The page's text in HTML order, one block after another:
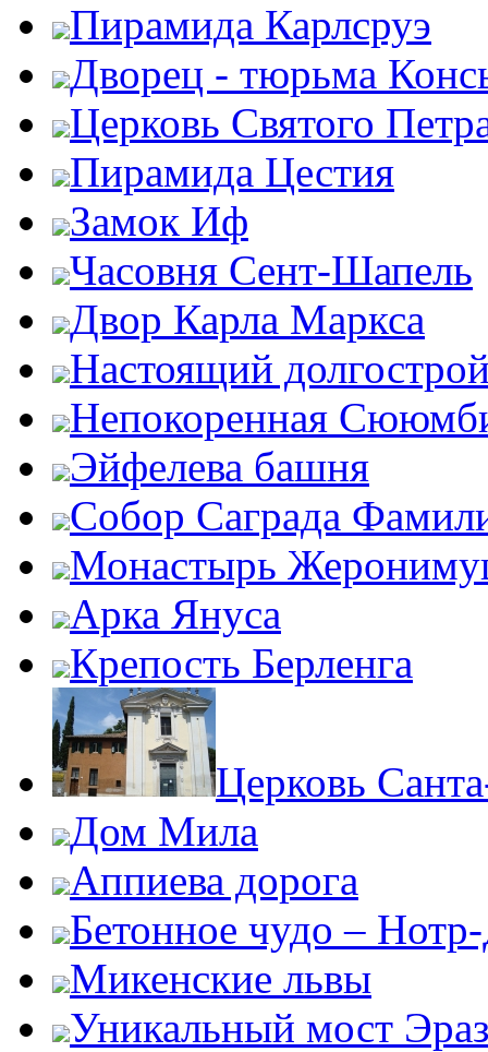
Пирамида Карлсруэ
Дворец - тюрьма
Церковь Святого
Пирамида Цестия
Замок Иф
Часовня Сент-Шапель
Двор Карла Маркса
Настоящий
Непокоренная
Эйфелева башня
Собор Саграда
Монастырь
Арка Януса
Крепость Берленга
Церковь
Дом Мила
Аппиева дорога
Бетонное чудо –
Микенские львы
Уникальный мост